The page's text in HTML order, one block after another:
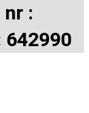
:
642990